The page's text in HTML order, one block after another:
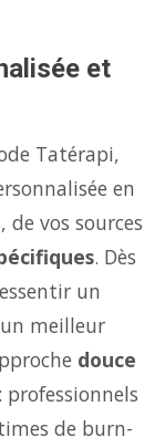
et
Tatérapi,
en
vos sources
. Dès
un
meilleur
douce
professionnels
de burn-